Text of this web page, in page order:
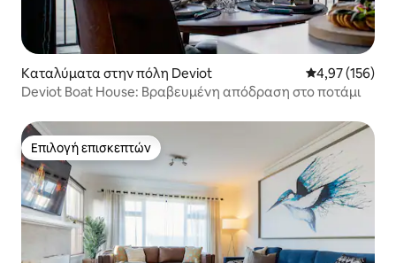
Καταλύματα στην πόλη Deviot Μέση
4,97 (156)
Deviot Boat House: Βραβευμένη απόδραση στο ποτάμι
Επιλογή επισκεπτών
Επιλογή επισκεπτών